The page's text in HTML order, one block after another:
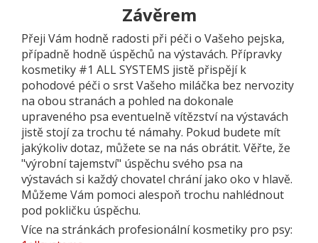
Závěrem
Přeji Vám hodně radosti při péči o Vašeho pejska,
případně hodně úspěchů na výstavách. Přípravky
kosmetiky #1 ALL SYSTEMS jistě přispějí k
pohodové péči o srst Vašeho miláčka bez nervozity
na obou stranách a pohled na dokonale
upraveného psa eventuelně vítězství na výstavách
jistě stojí za trochu té námahy. Pokud budete mít
jakýkoliv dotaz, můžete se na nás obrátit. Věřte, že
"výrobní tajemství" úspěchu svého psa na
výstavách si každý chovatel chrání jako oko v hlavě.
Můžeme Vám pomoci alespoň trochu nahlédnout
pod pokličku úspěchu.
Více na stránkách profesionální kosmetiky pro psy: